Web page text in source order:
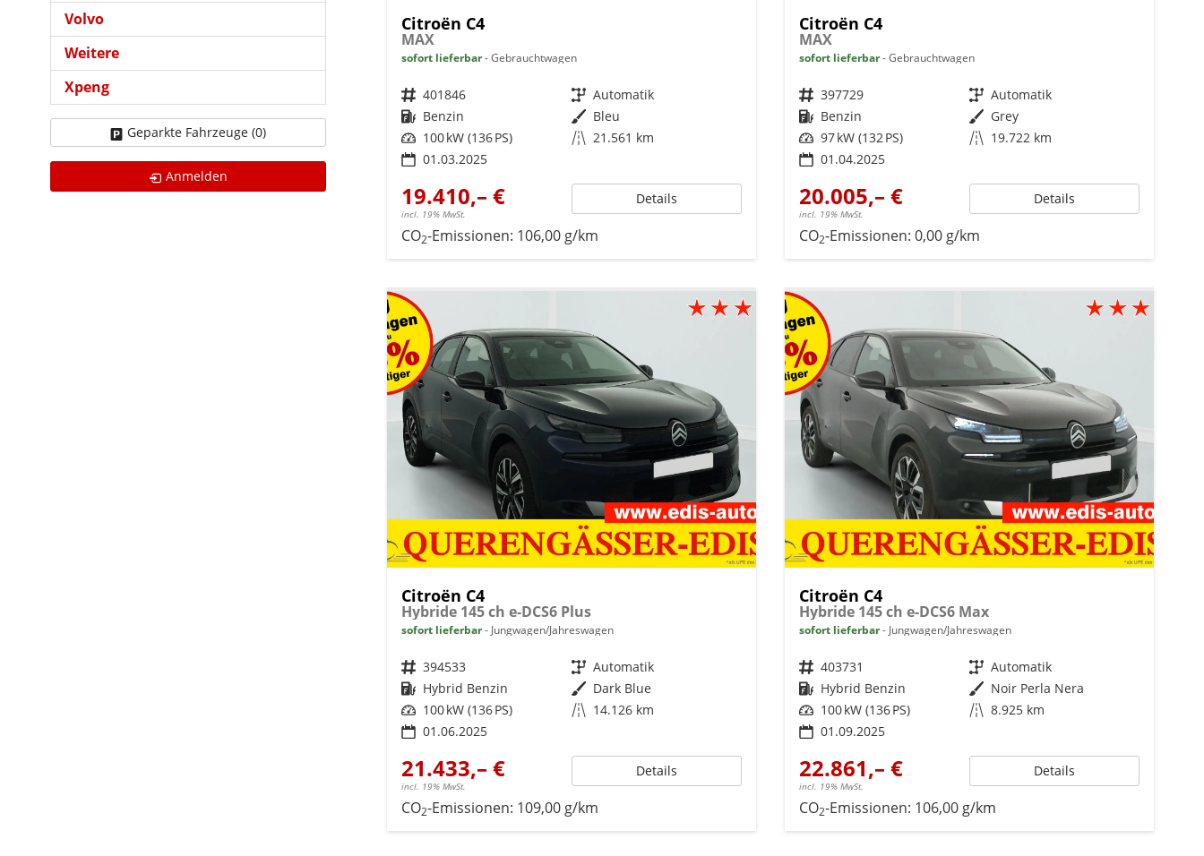
Citroën C4
MAX
sofort lieferbar Gebrauchtwagen
Fahrzeugnr. 401846 Getriebe Automatik
Kraftstoff Benzin Außenfarbe Bleu
Leistung 100 kW (136 PS) Kilometerstand 21.561 km
01.03.2025
19.410,– €
incl. 19% MwSt.
Details
CO2-Emissionen: 106,00 g/km
Citroën C4
MAX
sofort lieferbar Gebrauchtwagen
Fahrzeugnr. 397729 Getriebe Automatik
Kraftstoff Benzin Außenfarbe Grey
Leistung 97 kW (132 PS) Kilometerstand 19.722 km
01.04.2025
20.005,– €
incl. 19% MwSt.
Details
CO2-Emissionen: 0,00 g/km
Citroën C4
Hybride 145 ch e-DCS6 Plus
sofort lieferbar Jungwagen/Jahreswagen
Fahrzeugnr. 394533 Getriebe Automatik
Kraftstoff Hybrid Benzin Außenfarbe Dark Blue
Leistung 100 kW (136 PS) Kilometerstand 14.126 km
01.06.2025
21.433,– €
incl. 19% MwSt.
Details
CO2-Emissionen: 109,00 g/km
Citroën C4
Hybride 145 ch e-DCS6 Max
sofort lieferbar Jungwagen/Jahreswagen
Fahrzeugnr. 403731 Getriebe Automatik
Kraftstoff Hybrid Benzin Außenfarbe Noir Perla Nera
Leistung 100 kW (136 PS) Kilometerstand 8.925 km
01.09.2025
22.861,– €
incl. 19% MwSt.
Details
CO2-Emissionen: 106,00 g/km
Volvo
Weitere
Xpeng
Geparkte Fahrzeuge (0)
Anmelden